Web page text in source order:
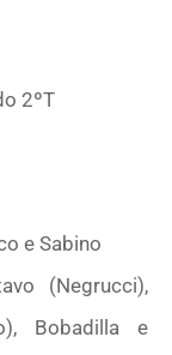
2ºT
e Sabino
(Negrucci),
Bobadilla e